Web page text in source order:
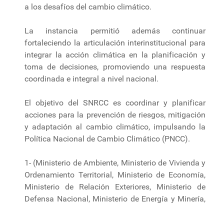
a los desafíos del cambio climático.
La instancia permitió además continuar
fortaleciendo la articulación interinstitucional para
integrar la acción climática en la planificación y
toma de decisiones, promoviendo una respuesta
coordinada e integral a nivel nacional.
El objetivo del SNRCC es coordinar y planificar
acciones para la prevención de riesgos, mitigación
y adaptación al cambio climático, impulsando la
Política Nacional de Cambio Climático (PNCC).
1- (Ministerio de Ambiente, Ministerio de Vivienda y
Ordenamiento Territorial, Ministerio de Economía,
Ministerio de Relación Exteriores, Ministerio de
Defensa Nacional, Ministerio de Energía y Minería,